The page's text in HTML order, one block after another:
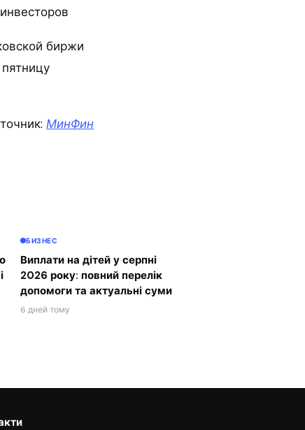
биржи
МинФин
БИЗНЕС
Виплати на дітей у серпні
2026 року: повний перелік
допомоги та актуальні суми
6 дней тому